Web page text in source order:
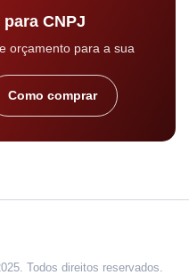
CNPJ
orçamento para a sua
Como comprar
Todos direitos reservados.